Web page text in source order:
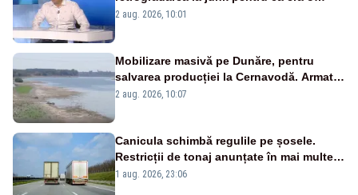
catastrofă pentru bănci și fondurile de
2 aug. 2026, 10:01
Mobilizare masivă pe Dunăre, pentru
salvarea producției la Cernavodă. Armata
va detona o stâncă și va devia apa
2 aug. 2026, 10:07
Canicula schimbă regulile pe șosele.
Restricții de tonaj anunțate în mai multe
județe
1 aug. 2026, 23:06